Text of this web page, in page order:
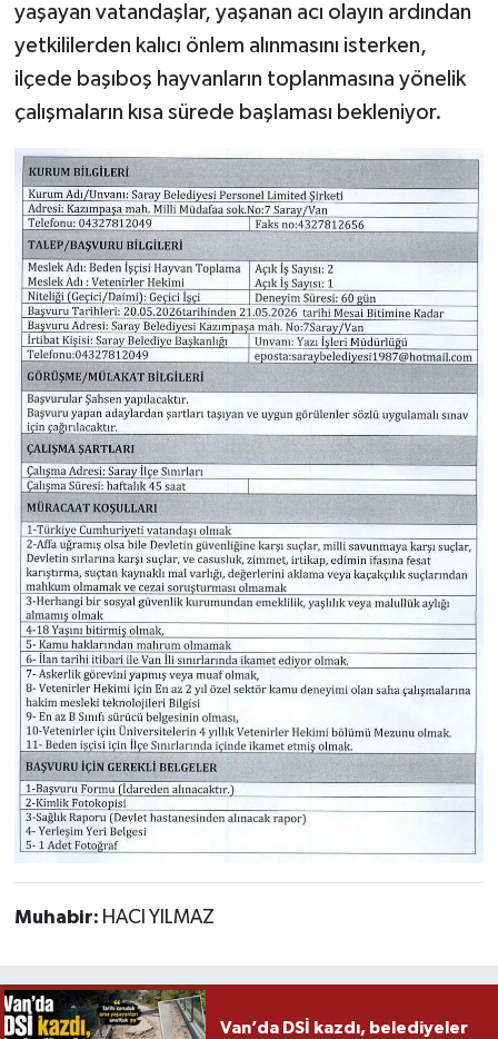
yaşayan vatandaşlar, yaşanan acı olayın ardından
yetkililerden kalıcı önlem alınmasını isterken,
ilçede başıboş hayvanların toplanmasına yönelik
çalışmaların kısa sürede başlaması bekleniyor.
Muhabir: HACI YILMAZ
Van’da DSİ kazdı, belediyeler